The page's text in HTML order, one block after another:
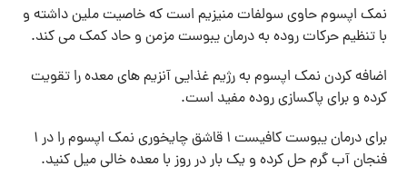
نمک اپسوم حاوی سولفات منیزیم است که خاصیت ملین داشته و
با تنظیم حرکات روده به درمان یبوست مزمن و حاد کمک می کند.
اضافه کردن نمک اپسوم به رژیم غذایی آنزیم های معده را تقویت
کرده و برای پاکسازی روده مفید است.
برای درمان یبوست کافیست ۱ قاشق چایخوری نمک اپسوم را در ۱
فنجان آب گرم حل کرده و یک بار در روز با معده خالی میل کنید.